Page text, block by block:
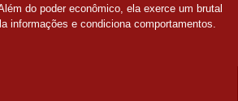
do poder econômico, ela exerce um brutal
informações e condiciona comportamentos.